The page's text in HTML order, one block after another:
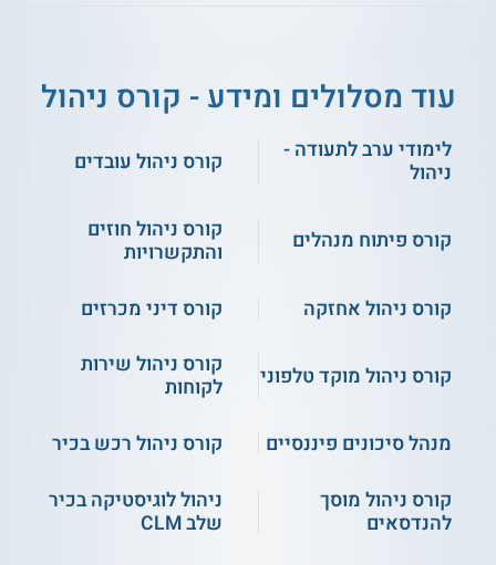
החיסכון בעלויות.
קהל היעד של הקורס הינו:
מנהלי מחלקות יבוא ויצוא בארגונים, שברצונם
להרחיב את הידע שברשותם ולהכיר חידושים
יועצים עסקיים ורואי חשבון.
בענף היבוא והיצוא.
יזמים בתחילת דרכם, גם ללא ידע מקדים,
ידע לצורך השתלבות בחברות יבוא, יצוא, וסחר
בינלאומי.
איזו תעודה מקבלים?
עוד מסלולים ומידע - קורס ניהול
לימודי ערב לתעודה -
ניהול
קורס ניהול עובדים
קורס פיתוח מנהלים
קורס ניהול חוזים
והתקשרויות
קורס ניהול אחזקה
קורס דיני מכרזים
קורס ניהול מוקד טלפוני
קורס ניהול שירות
לקוחות
מנהל סיכונים פיננסיים
קורס ניהול רכש בכיר
קורס ניהול מוסך
להנדסאים
ניהול לוגיסטיקה בכיר
שלב CLM